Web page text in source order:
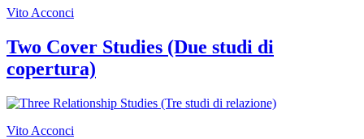
Vito Acconci
Two Cover Studies (Due studi di
copertura)
Vito Acconci